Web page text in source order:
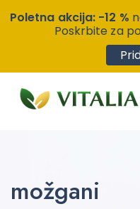
možgani
Poletna akcija: -12 %
Poskrbite za